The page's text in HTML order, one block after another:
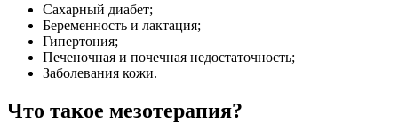
Сахарный диабет;
Беременность и лактация;
Гипертония;
Печеночная и почечная недостаточность;
Заболевания кожи.
Что такое мезотерапия?